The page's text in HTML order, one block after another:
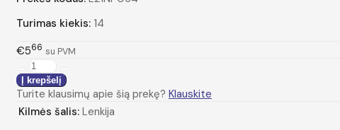
Turimas kiekis: 14
€566 su PVM
Turite klausimų apie šią prekę? Klauskite
Kilmės šalis: Lenkija